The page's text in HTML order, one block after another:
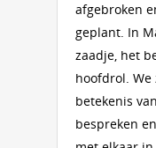
afgebroken
geplant. In
zaadje, het
hoofdrol.
betekenis
bespreken